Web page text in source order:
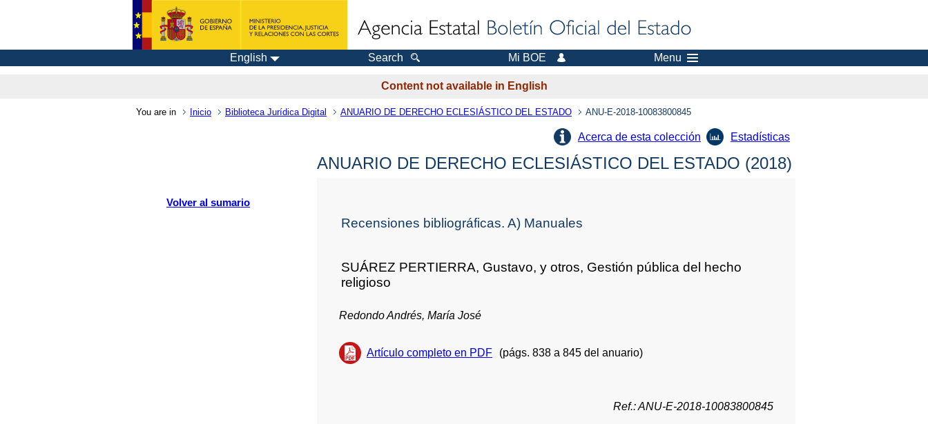
English Search Mi BOE Menu
Content not available in English
You are in Inicio Biblioteca Jurídica Digital ANUARIO DE DERECHO ECLESIÁSTICO DEL ESTADO ANU-E-2018-10083800845
Acerca de esta colección Estadísticas
Volver al sumario
ANUARIO DE DERECHO ECLESIÁSTICO DEL ESTADO (2018)
Recensiones bibliográficas. A) Manuales
SUÁREZ PERTIERRA, Gustavo, y otros, Gestión pública del hecho
religioso
Redondo Andrés, María José
Artículo completo en PDF (págs. 838 a 845 del anuario)
Ref.: ANU-E-2018-10083800845